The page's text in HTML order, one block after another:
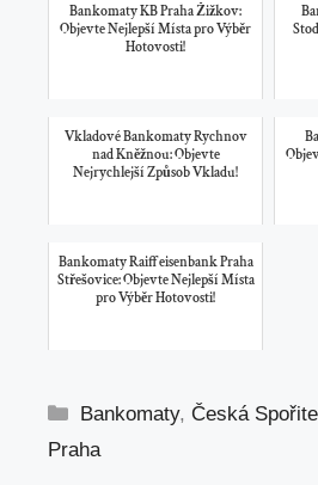
Bankomaty KB Praha Žižkov:
Objevte Nejlepší Místa pro Výběr
Hotovosti!
Vkladové Bankomaty Rychnov
nad Kněžnou: Objevte
Nejrychlejší Způsob Vkladu!
Bankomaty Raiffeisenbank Praha
Střešovice: Objevte Nejlepší Místa
pro Výběr Hotovosti!
Rubriky
Bankomaty,Česká
Praha